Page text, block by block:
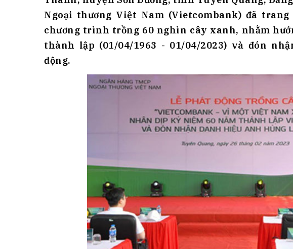
Ngoại thương Việt Nam (Vietcombank) đã
chương trình trồng 60 nghìn cây xanh, nhằm
thành lập (01/04/1963 - 01/04/2023) và đón
động.